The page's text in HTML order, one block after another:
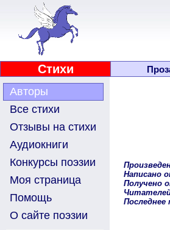
Стихи
Авторы
Все стихи
Отзывы на стихи
Аудиокниги
Конкурсы поэзии
Моя страница
Помощь
О сайте поэзии
Написано
Получено
Последнее